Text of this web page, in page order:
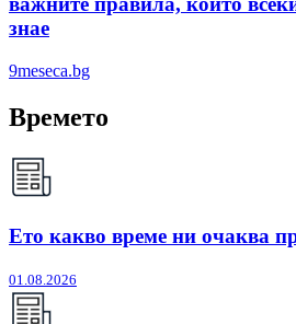
знае
9meseca.bg
Времето
Ето какво време ни очаква
01.08.2026